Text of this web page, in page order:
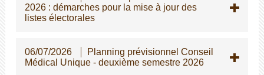
2026 : démarches pour la mise à jour des
listes électorales
06/07/2026
Planning prévisionnel Conseil
Médical Unique - deuxième semestre 2026